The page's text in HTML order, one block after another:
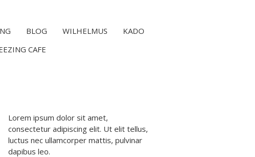
BLOG WILHELMUS
KADO
CAFE
Lorem ipsum dolor sit amet,
consectetur adipiscing elit. Ut elit tellus,
luctus nec ullamcorper mattis, pulvinar
dapibus leo.